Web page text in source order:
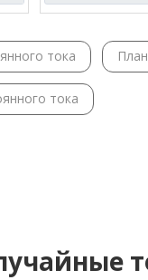
тока
тока